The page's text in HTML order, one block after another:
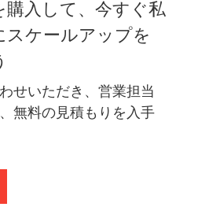
入して、今すぐ私
スケールアップを
せいただき、営業担当
無料の見積もりを入手